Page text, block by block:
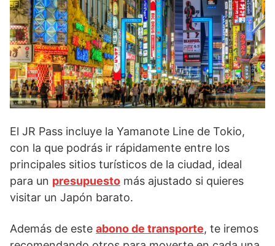
El JR Pass incluye la Yamanote Line de Tokio,
con la que podrás ir rápidamente entre los
principales sitios turísticos de la ciudad, ideal
para un presupuesto más ajustado si quieres
visitar un Japón barato.
Además de este abono de transporte, te iremos